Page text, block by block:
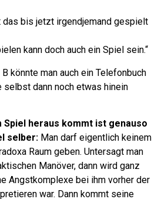
das bis jetzt irgendjemand gespielt
kann doch auch ein Spiel sein.“
könnte man auch ein Telefonbuch
selbst dann noch etwas hinein
Spiel heraus kommt ist genauso
selber: Man darf eigentlich keinem
Raum geben. Untersagt man
Manöver, dann wird ganz
Angstkomplexe bei ihm vorher der
war. Dann kommt seine